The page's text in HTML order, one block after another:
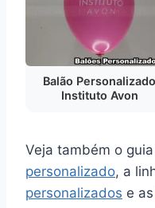
Balão Personalizado
Instituto Avon
Veja também o
personalizado, a
personalizados e as